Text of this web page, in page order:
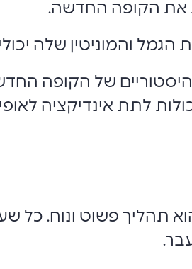
את הקופה החדשה.
הגמל והמוניטין שלה
של הקופה
לתת אינדיקציה
תהליך פשוט ונוח. כל